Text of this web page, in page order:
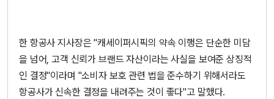
한 항공사 지사장은 "캐세이퍼시픽의 약속 이행은 단순한 미담
을 넘어, 고객 신뢰가 브랜드 자산이라는 사실을 보여준 상징적
인 결정"이라며 "소비자 보호 관련 법을 준수하기 위해서라도
항공사가 신속한 결정을 내려주는 것이 좋다"고 말했다.